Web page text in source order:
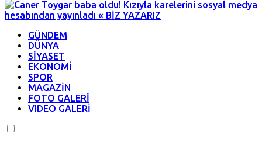
GÜNDEM
DÜNYA
SİYASET
EKONOMİ
SPOR
MAGAZİN
FOTO GALERİ
VIDEO GALERİ